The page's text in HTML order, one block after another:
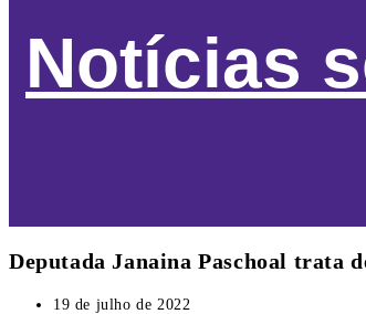
Notícias
Deputada Janaina Paschoal trata
Post
19 de julho de 2022